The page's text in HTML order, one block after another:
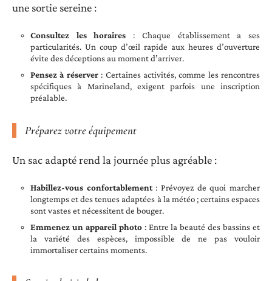
une sortie sereine :
Consultez les horaires : Chaque établissement a ses
particularités. Un coup d’œil rapide aux heures d’ouverture
évite des déceptions au moment d’arriver.
Pensez à réserver: Certaines activités, comme les rencontres
spécifiques à Marineland, exigent parfois une inscription
préalable.
Préparez votre équipement
Un sac adapté rend la journée plus agréable :
Habillez-vous confortablement: Prévoyez de quoi marcher
longtemps et des tenues adaptées à la météo ; certains espaces
sont vastes et nécessitent de bouger.
Emmenez un appareil photo: Entre la beauté des bassins et
la variété des espèces, impossible de ne pas vouloir
immortaliser certains moments.